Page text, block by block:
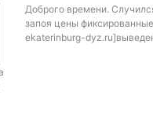
Доброго времени.
запоя цены
ekaterinburg-